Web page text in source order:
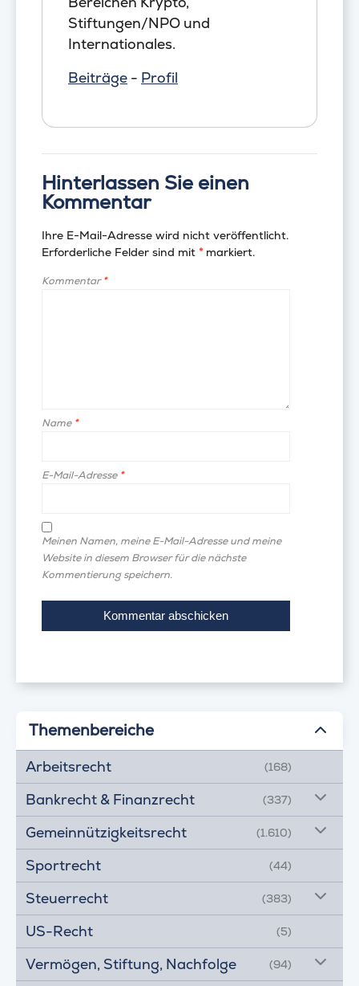
Stiftungen/NPO und
Internationales.
Beiträge - Profil
Hinterlassen Sie einen
Kommentar
Ihre E-Mail-Adresse wird nicht veröffentlicht.
Erforderliche Felder sind mit *markiert.
Kommentar*
Name *
E-Mail-Adresse *
Meinen Namen, meine E-Mail-Adresse und meine
Website in diesem Browser für die nächste
Kommentierung speichern.
Themenbereiche
Arbeitsrecht (168)
Bankrecht & Finanzrecht (337)
Gemeinnützigkeitsrecht (1.610)
Sportrecht (44)
Steuerrecht (383)
US-Recht (5)
Vermögen, Stiftung, Nachfolge (94)